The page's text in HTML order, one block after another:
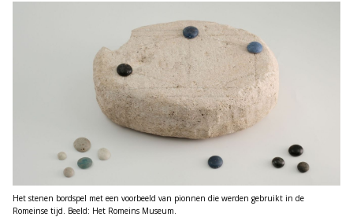
Het stenen bordspel met een voorbeeld van pionnen die werden gebruikt in de
Romeinse tijd. Beeld: Het Romeins Museum.